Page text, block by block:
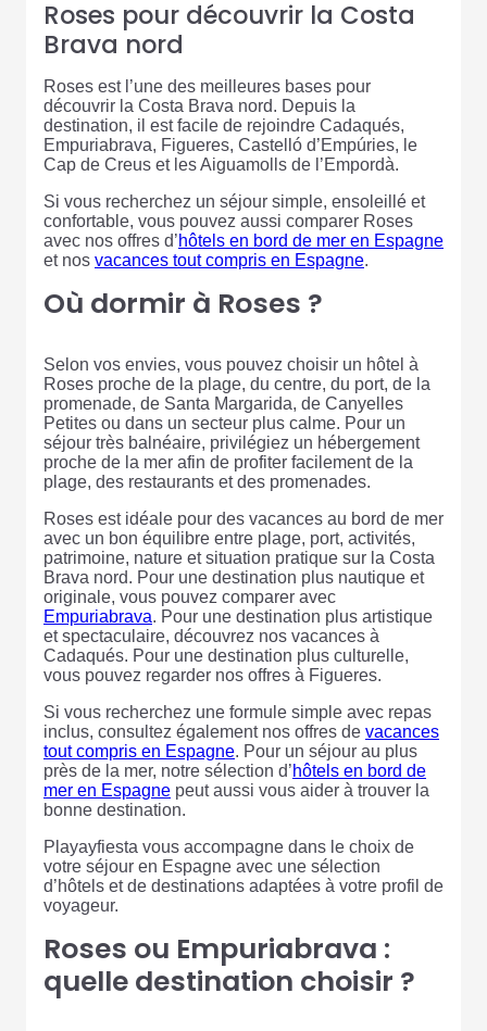
Roses pour découvrir la Costa
Brava nord
Roses est l’une des meilleures bases pour
découvrir la Costa Brava nord. Depuis la
destination, il est facile de rejoindre Cadaqués,
Empuriabrava, Figueres, Castelló d’Empúries, le
Cap de Creus et les Aiguamolls de l’Empordà.
Si vous recherchez un séjour simple, ensoleillé et
confortable, vous pouvez aussi comparer Roses
avec nos offres d’hôtels en bord de mer en Espagne
et nos vacances tout compris en Espagne.
Où dormir à Roses ?
Selon vos envies, vous pouvez choisir un hôtel à
Roses proche de la plage, du centre, du port, de la
promenade, de Santa Margarida, de Canyelles
Petites ou dans un secteur plus calme. Pour un
séjour très balnéaire, privilégiez un hébergement
proche de la mer afin de profiter facilement de la
plage, des restaurants et des promenades.
Roses est idéale pour des vacances au bord de mer
avec un bon équilibre entre plage, port, activités,
patrimoine, nature et situation pratique sur la Costa
Brava nord. Pour une destination plus nautique et
originale, vous pouvez comparer avec
Empuriabrava. Pour une destination plus artistique
et spectaculaire, découvrez nos vacances à
Cadaqués. Pour une destination plus culturelle,
vous pouvez regarder nos offres à Figueres.
Si vous recherchez une formule simple avec repas
inclus, consultez également nos offres de vacances
tout compris en Espagne. Pour un séjour au plus
près de la mer, notre sélection d’hôtels en bord de
mer en Espagne peut aussi vous aider à trouver la
bonne destination.
Playayfiesta vous accompagne dans le choix de
votre séjour en Espagne avec une sélection
d’hôtels et de destinations adaptées à votre profil de
voyageur.
Roses ou Empuriabrava :
quelle destination choisir ?